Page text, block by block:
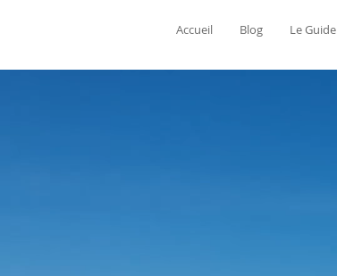
Accueil Blog Le Guide